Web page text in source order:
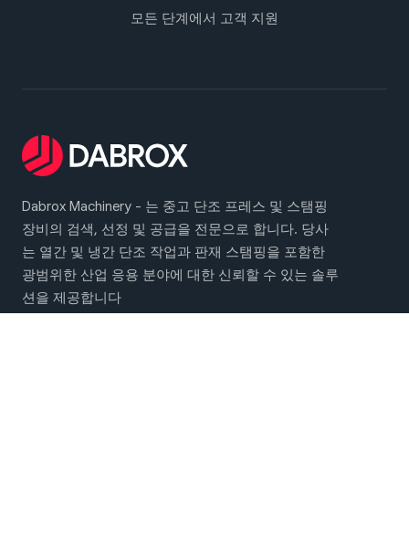
모든 단계에서 고객 지원
Dabrox Machinery - 는 중고 단조 프레스 및 스탬핑
장비의 검색, 선정 및 공급을 전문으로 합니다. 당사
는 열간 및 냉간 단조 작업과 판재 스탬핑을 포함한
광범위한 산업 응용 분야에 대한 신뢰할 수 있는 솔루
션을 제공합니다